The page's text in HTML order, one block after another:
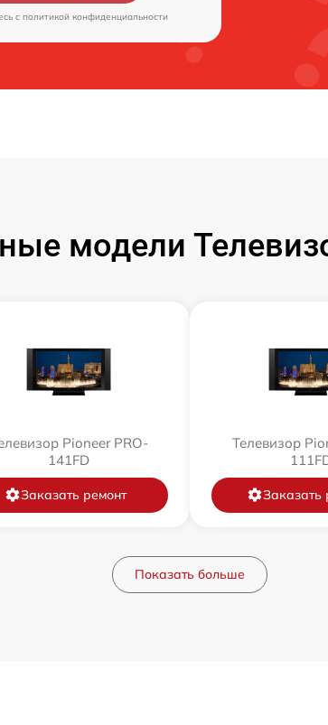
c политикой конфиденциальности
модели
Pioneer PRO-
141FD
Заказать ремонт
Телевизор
Заказать
Показать больше